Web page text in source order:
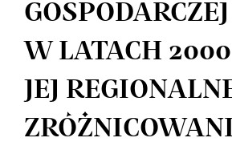
W LATACH
JEJ